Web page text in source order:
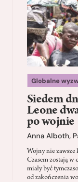
Globalne
Siedem
Leone
po wojnie
Anna Alboth,
Wojny nie zawsze
Czasem zostają w
miały być
od zakończenia